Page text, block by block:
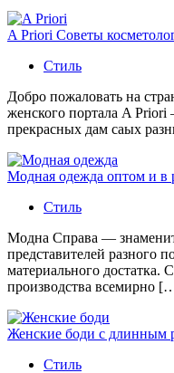
A Priori Советы
Стиль
Добро пожаловать на
женского портала A
прекрасных дам саых
Модная одежда оптом и в
Стиль
Модна Справа —
представителей разного
материального
производства всемирно
Женские боди с длинным
Стиль